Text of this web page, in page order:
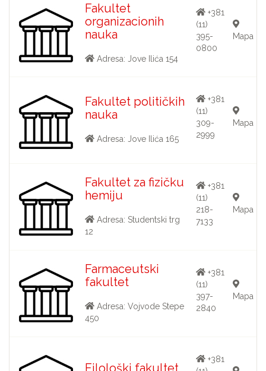
Fakultet
organizacionih
nauka
Adresa: Jove Ilića 154
+381
(11)
395-
0800
Mapa
Fakultet političkih
nauka
Adresa: Jove Ilića 165
+381
(11)
309-
2999
Mapa
Fakultet za fizičku
hemiju
Adresa: Studentski trg
12
+381
(11)
218-
7133
Mapa
Farmaceutski
fakultet
Adresa: Vojvode Stepe
450
+381
(11)
397-
2840
Mapa
Filološki fakultet
+381